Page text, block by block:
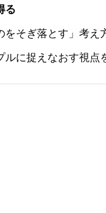
る
をそぎ落とす」考
に捉えなおす視点